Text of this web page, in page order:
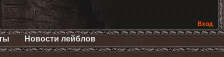
Вход
Новости лейблов